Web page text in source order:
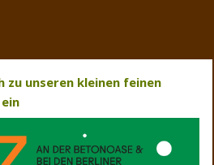
zu unseren kleinen feinen